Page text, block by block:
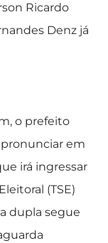
Ricardo
Denz já
o prefeito
em
irá ingressar
(TSE)
dupla segue